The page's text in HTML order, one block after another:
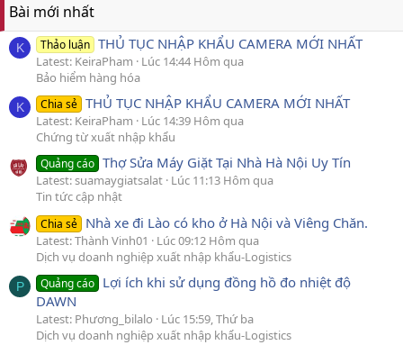
Bài mới nhất
K Thảo luận THỦ TỤC NHẬP KHẨU CAMERA MỚI NHẤT
Latest: KeiraPham
Lúc 14:44 Hôm qua
Bảo hiểm hàng hóa
K Chia sẻ THỦ TỤC NHẬP KHẨU CAMERA MỚI NHẤT
Latest: KeiraPham
Lúc 14:39 Hôm qua
Chứng từ xuất nhập khẩu
Quảng cáo Thợ Sửa Máy Giặt Tại Nhà Hà Nội Uy Tín
Latest: suamaygiatsalat Lúc 11:13 Hôm qua
Tin tức cập nhật
Chia sẻ Nhà xe đi Lào có kho ở Hà Nội và Viêng Chăn.
Latest: Thành Vinh01
Lúc 09:12 Hôm qua
Dịch vụ doanh nghiệp xuất nhập khẩu-Logistics
P Quảng cáo Lợi ích khi sử dụng đồng hồ đo nhiệt độ
DAWN
Latest: Phương_bilalo
Lúc 15:59, Thứ ba
Dịch vụ doanh nghiệp xuất nhập khẩu-Logistics